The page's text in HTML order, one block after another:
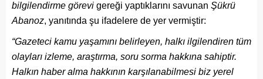
bilgilendirme görevi gereği yaptıklarını savunan Şükrü
Abanoz, yanıtında şu ifadelere de yer vermiştir:
“Gazeteci kamu yaşamını belirleyen, halkı ilgilendiren tüm
olayları izleme, araştırma, soru sorma hakkına sahiptir.
Halkın haber alma hakkının karşılanabilmesi biz yerel